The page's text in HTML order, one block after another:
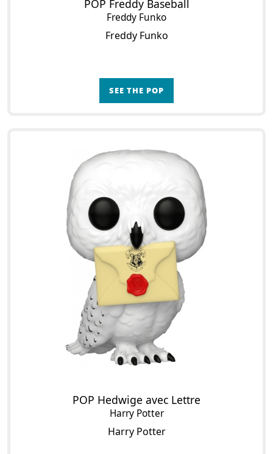
POP Freddy Baseball
Freddy Funko
Freddy Funko
SEE THE POP
POP Hedwige avec Lettre
Harry Potter
Harry Potter